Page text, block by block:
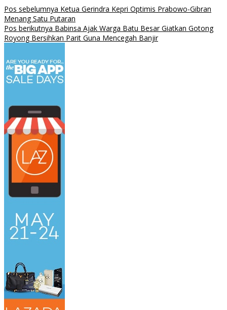
Pos sebelumnya Ketua Gerindra Kepri Optimis Prabowo-Gibran
Menang Satu Putaran
Pos berikutnya Babinsa Ajak Warga Batu Besar Giatkan Gotong
Royong Bersihkan Parit Guna Mencegah Banjir